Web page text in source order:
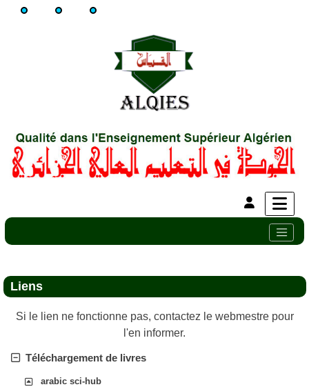
Liens
Si le lien ne fonctionne pas, contactez le webmestre pour
l'en informer.
Téléchargement de livres
arabic sci-hub